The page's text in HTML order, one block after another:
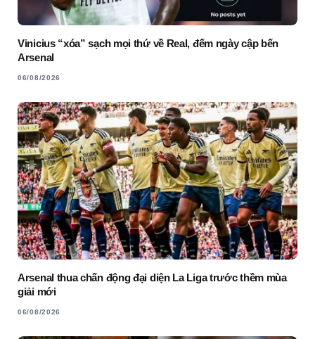
Vinicius “xóa” sạch mọi thứ về Real, đếm ngày cập bến
Arsenal
06/08/2026
Arsenal thua chấn động đại diện La Liga trước thềm mùa
giải mới
06/08/2026